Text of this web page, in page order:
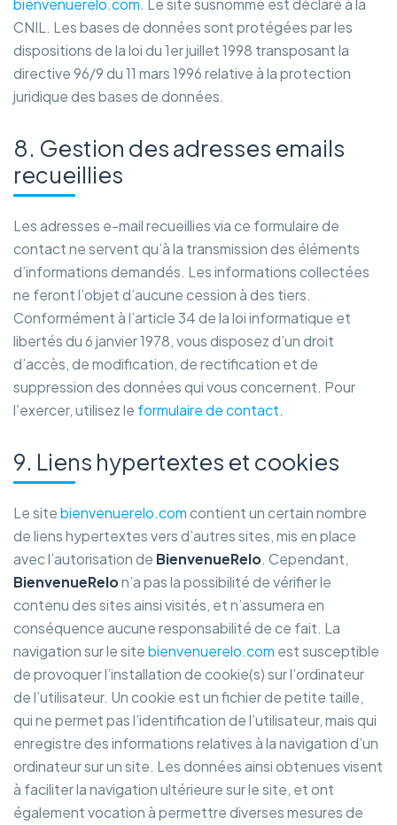
bienvenuerelo.com. Le site susnommé est déclaré à la
CNIL. Les bases de données sont protégées par les
dispositions de la loi du 1er juillet 1998 transposant la
directive 96/9 du 11 mars 1996 relative à la protection
juridique des bases de données.
8. Gestion des adresses emails
recueillies
Les adresses e-mail recueillies via ce formulaire de
contact ne servent qu’à la transmission des éléments
d’informations demandés. Les informations collectées
ne feront l’objet d’aucune cession à des tiers.
Conformément à l’article 34 de la loi informatique et
libertés du 6 janvier 1978, vous disposez d’un droit
d’accès, de modification, de rectification et de
suppression des données qui vous concernent. Pour
l’exercer, utilisez le formulaire de contact.
9. Liens hypertextes et cookies
Le sitebienvenuerelo.comcontient un certain nombre
de liens hypertextes vers d’autres sites, mis en place
avec l’autorisation de BienvenueRelo. Cependant,
BienvenueRelon’a pas la possibilité de vérifier le
contenu des sites ainsi visités, et n’assumera en
conséquence aucune responsabilité de ce fait. La
navigation sur le sitebienvenuerelo.com est susceptible
de provoquer l’installation de cookie(s) sur l’ordinateur
de l’utilisateur. Un cookie est un fichier de petite taille,
qui ne permet pas l’identification de l’utilisateur, mais qui
enregistre des informations relatives à la navigation d’un
ordinateur sur un site. Les données ainsi obtenues visent
à faciliter la navigation ultérieure sur le site, et ont
également vocation à permettre diverses mesures de